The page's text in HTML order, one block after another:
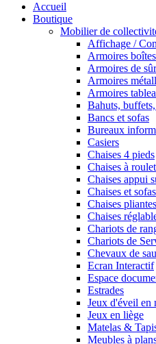
Accueil
Boutique
Mobilier de
Affichage /
Armoires
Armoires de
Armoires
Armoires
Bahuts,
Bancs et sofas
Bureaux
Casiers
Chaises 4 pieds
Chaises à
Chaises appui
Chaises et
Chaises pliantes
Chaises
Chariots de
Chariots de
Chevaux de
Ecran Interactif
Espace
Estrades
Jeux d'éveil en
Jeux en liège
Matelas &
Meubles à